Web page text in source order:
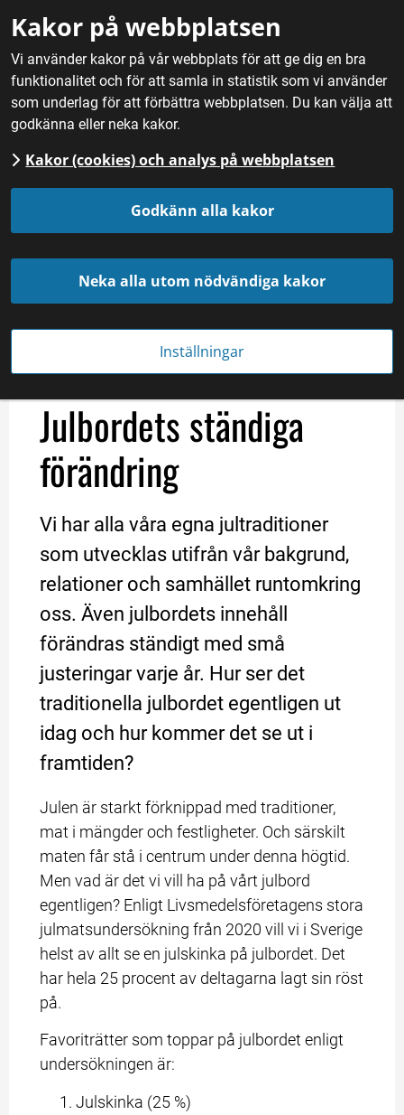
Kakor på webbplatsen
Vi använder kakor på vår webbplats för att ge dig en bra
funktionalitet och för att samla in statistik som vi använder
som underlag för att förbättra webbplatsen. Du kan välja att
godkänna eller neka kakor.
Kakor (cookies) och analys på webbplatsen
Godkänn alla kakor
Neka alla utom nödvändiga kakor
Inställningar
Hem / Nyheter
Julbord med olika maträtter. Bild: Mostphotos/Daniel Gual red.
NYHET Publicerades 22 december 2020
Julbordets ständiga
förändring
Vi har alla våra egna jultraditioner
som utvecklas utifrån vår bakgrund,
relationer och samhället runtomkring
oss. Även julbordets innehåll
förändras ständigt med små
justeringar varje år. Hur ser det
traditionella julbordet egentligen ut
idag och hur kommer det se ut i
framtiden?
Julen är starkt förknippad med traditioner,
mat i mängder och festligheter. Och särskilt
maten får stå i centrum under denna högtid.
Men vad är det vi vill ha på vårt julbord
egentligen? Enligt Livsmedelsföretagens stora
julmatsundersökning från 2020 vill vi i Sverige
helst av allt se en julskinka på julbordet. Det
har hela 25 procent av deltagarna lagt sin röst
på.
Favoriträtter som toppar på julbordet enligt
undersökningen är:
Julskinka (25 %)